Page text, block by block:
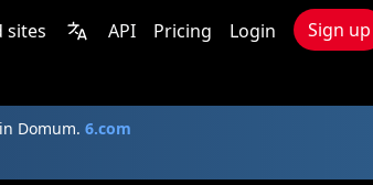
sites API Pricing Login Sign up
Domum. 6.com